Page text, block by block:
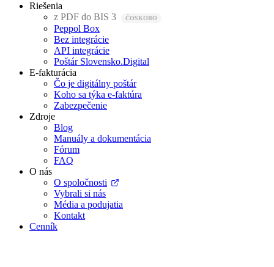
Riešenia
z PDF do BIS 3
Peppol Box
Bez integrácie
API integrácie
Poštár Slovensko.Digital
E-fakturácia
Čo je digitálny poštár
Koho sa týka e-faktúra
Zabezpečenie
Zdroje
Blog
Manuály a dokumentácia
Fórum
FAQ
O nás
O spoločnosti
Vybrali si nás
Média a podujatia
Kontakt
Cenník